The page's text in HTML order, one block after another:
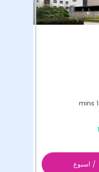
12 mins مواصلات عامه, 18 mins
/ اسبوع